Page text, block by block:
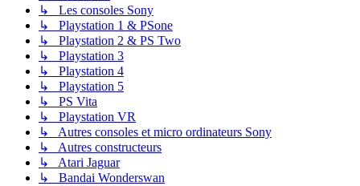
↳ Les consoles Sony
↳ Playstation 1 & PSone
↳ Playstation 2 & PS Two
↳ Playstation 3
↳ Playstation 4
↳ Playstation 5
↳ PS Vita
↳ Playstation VR
↳ Autres consoles et micro ordinateurs Sony
↳ Autres constructeurs
↳ Atari Jaguar
↳ Bandai Wonderswan